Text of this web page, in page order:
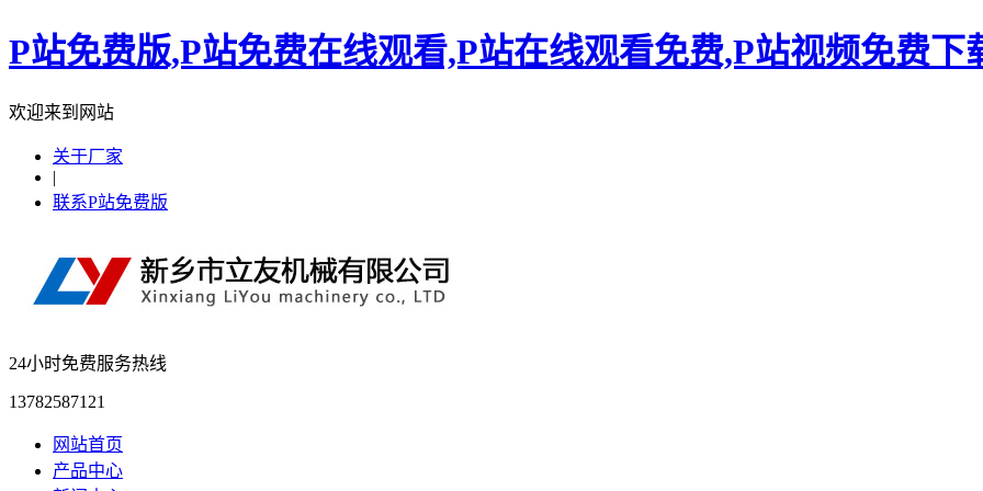
P站免费版,P站免费在线观看,P站在线观看免费,P站视频免费下
欢迎来到网站
关于厂家
|
联系P站免费版
24小时免费服务热线
13782587121
网站首页
产品中心